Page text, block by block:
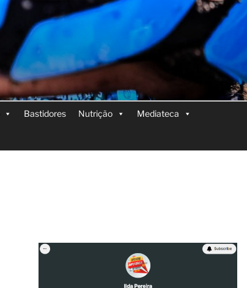
Bastidores Nutrição Mediateca